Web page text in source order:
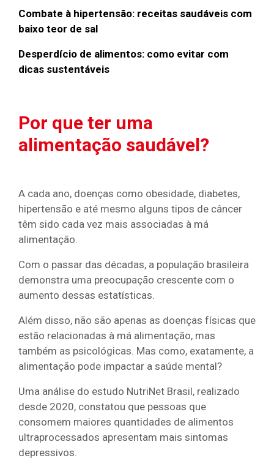
Combate à hipertensão: receitas saudáveis com
baixo teor de sal
Desperdício de alimentos: como evitar com
dicas sustentáveis
Por que ter uma
alimentação saudável?
A cada ano, doenças como obesidade, diabetes,
hipertensão e até mesmo alguns tipos de câncer
têm sido cada vez mais associadas à má
alimentação.
Com o passar das décadas, a população brasileira
demonstra uma preocupação crescente com o
aumento dessas estatísticas.
Além disso, não são apenas as doenças físicas que
estão relacionadas à má alimentação, mas
também as psicológicas. Mas como, exatamente, a
alimentação pode impactar a saúde mental?
Uma análise do estudo NutriNet Brasil, realizado
desde 2020, constatou que pessoas que
consomem maiores quantidades de alimentos
ultraprocessados apresentam mais sintomas
depressivos.